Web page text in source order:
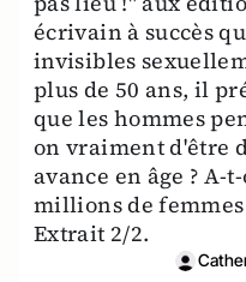
écrivain à succès
invisibles
plus de 50 ans, il
que les hommes
on vraiment d'être
avance en âge ? A-
millions de
Extrait 2/2.